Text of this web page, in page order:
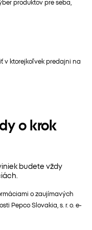
v ktorejkoľvek predajni na
o krok
budete vždy
o zaujímavých
Pepco Slovakia, s. r. o. e-